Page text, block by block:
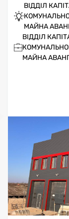
ВІДДІЛ
МАЙНА
ВІДДІЛ
МАЙНА